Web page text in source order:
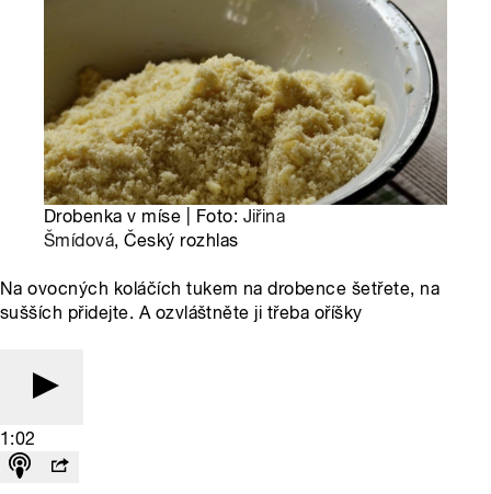
Drobenka v míse | Foto: Jiřina
Šmídová, Český rozhlas
Na ovocných koláčích tukem na drobence šetřete, na
sušších přidejte. A ozvláštněte ji třeba oříšky
1:02